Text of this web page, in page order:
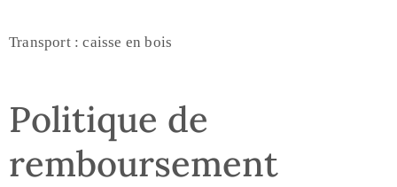
Transport : caisse en bois
Politique de
remboursement